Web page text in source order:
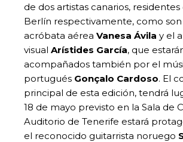
de dos artistas canarios, residentes
Berlín respectivamente, como son
acróbata aérea Vanesa Ávila y el
visual Arístides García, que
acompañados también por el
portugués Gonçalo Cardoso. El
principal de esta edición, tendrá
18 de mayo previsto en la Sala de
Auditorio de Tenerife estará
el reconocido guitarrista noruego